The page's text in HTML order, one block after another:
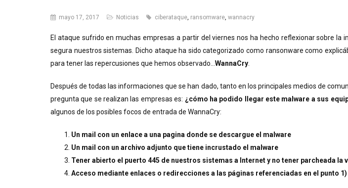
mayo 17, 2017 Noticias ciberataque, ransomware, wannacry
El ataque sufrido en muchas empresas a partir del viernes nos ha hecho reflexionar sobre
segura nuestros sistemas. Dicho ataque ha sido categorizado como ransonware como
para tener las repercusiones que hemos observado… WannaCry
Después de todas las informaciones que se han dado, tanto en los principales medios de
pregunta que se realizan las empresas es: ¿cómo ha podido llegar este malware a sus
algunos de los posibles focos de entrada de WannaCry:
Un mail con un enlace a una pagina donde se descargue el malware
Un mail con un archivo adjunto que tiene incrustado el malware
Tener abierto el puerto 445 de nuestros sistemas a Internet y no tener parcheada la
Acceso mediante enlaces o redirecciones a las páginas referenciadas en el punto